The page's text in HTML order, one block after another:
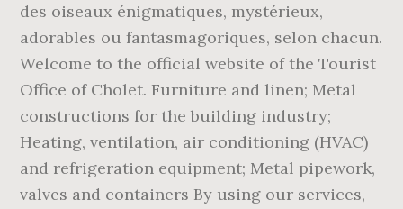
des oiseaux énigmatiques, mystérieux,
adorables ou fantasmagoriques, selon chacun.
Welcome to the official website of the Tourist
Office of Cholet. Furniture and linen; Metal
constructions for the building industry;
Heating, ventilation, air conditioning (HVAC)
and refrigeration equipment; Metal pipework,
valves and containers By using our services,